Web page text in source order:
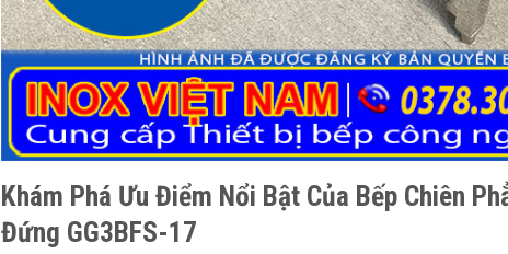
Khám Phá Ưu Điểm Nổi Bật Của Bếp Chiên
Đứng GG3BFS-17